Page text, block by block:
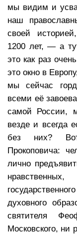
мы видим и
наш
своей
1200 лет, — а
это как раз
это окно в
мы сейчас
всеми её
самой России,
везде и всегда
без них?
Прокоповича:
лично
духовного
святителя
Московского, ни